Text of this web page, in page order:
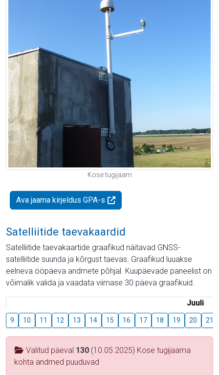
Kose tugijaam
Ava jaama kirjeldus GPA-s
Satelliitide taevakaardid
Satelliitide taevakaartide graafikud näitavad GNSS-
satelliitide suunda ja kõrgust taevas. Graafikud luuakse
eelneva ööpäeva andmete põhjal. Kuupäevade paneelist on
võimalik valida ja vaadata viimase 30 päeva graafikuid.
Juuli
9 10 11 12 13 14 15 16 17 18 19 20 21
Valitud päeval 130 (10.05.2025) Kose tugijaama
kohta andmed puuduvad